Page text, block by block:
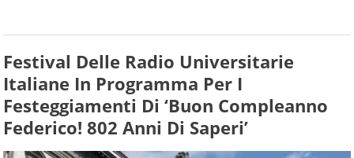
Festival Delle Radio Universitarie
Italiane In Programma Per I
Festeggiamenti Di ‘Buon Compleanno
Federico! 802 Anni Di Saperi’